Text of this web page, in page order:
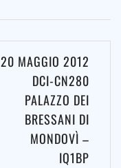
20 MAGGIO 2012
DCI-CN280
PALAZZO DEI
BRESSANI DI
MONDOVÌ –
IQ1BP